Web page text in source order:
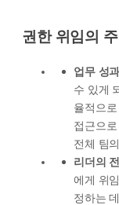
권한 위임의
업무 성
수 있게
율적으
접근으
전체 팀
리더의
에게 위
정하는